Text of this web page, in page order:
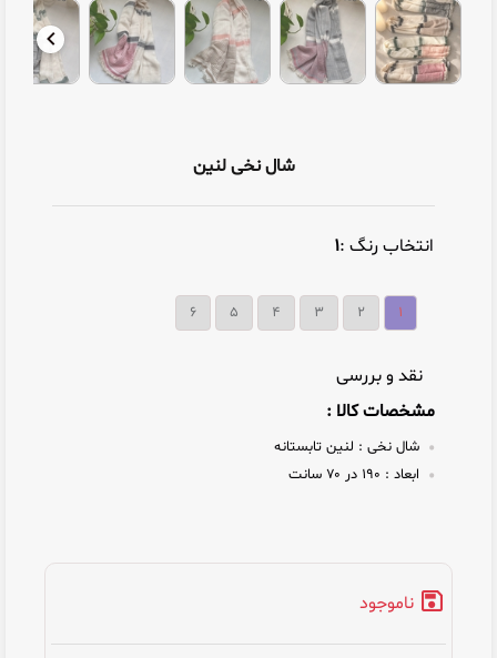
شال نخی لنین
انتخاب رنگ :۱
۱ ۲ ۳ ۴ ۵ ۶
نقد و بررسی
مشخصات کالا :
شال نخی : لنین تابستانه
ابعاد :
ناموجود